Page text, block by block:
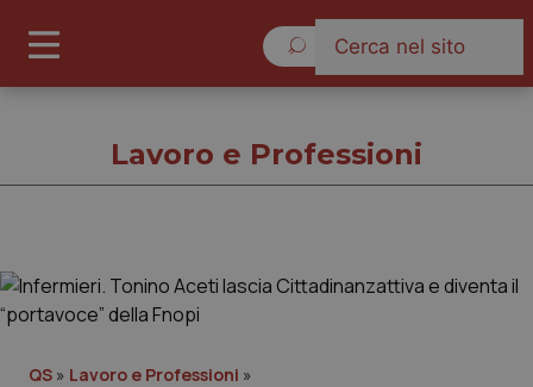
Lavoro e Professioni
QS » Lavoro e Professioni »